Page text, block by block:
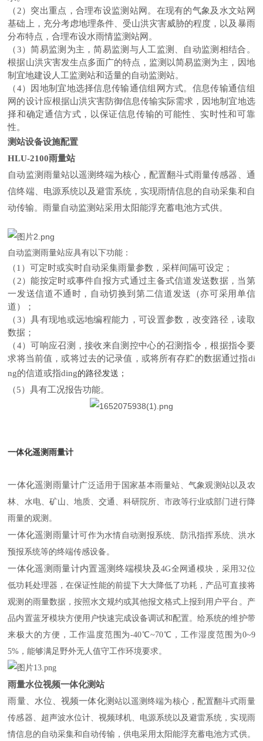
（2）突出重点，合理布设监测站网。在现有的气象及水文站网
基础上，充分考虑地理条件、受山洪灾害威胁的程度，以及暴雨
分布特点，合理布设水雨情监测站网。
（3）简易监测为主，简易监测与人工监测、自动监测相结合。
根据山洪灾害发生点多面广的特点，监测以简易监测为主，因地
制宜地建设人工监测站和适量的自动监测站。
（4）因地制宜地选择信息传输通信组网方式。信息传输通信组
网的设计应根据山洪灾害防御信息传输实际需求，因地制宜地选
择和确定通信方式，以保证信息传输的可能性、实时性和可靠
性。
测站设备设施配置
HLU-2100雨量站
自动监测雨量站以遥测终端为核心，配置翻斗式雨量传感器、通
信终端、电源系统以及避雷系统，实现雨情信息的自动采集和自
动传输。雨量自动监测站采用太阳能浮充蓄电池方式供。
自动监测雨量站应具有以下功能：
（1）可定时或实时自动采集雨量参数，采样间隔可设定；
（2）能按定时或事件自报方式通过主备式信道发送数据，当第
一发送信道不通时，自动切换到第二信道发送（亦可采用单信
道）；
（3）具有现地或远地编程能力，可设置参数，改变路径，读取
数据；
（4）可响应召测，接收来自测控中心的召测指令，根据指令要
求将当前值，或将过去的记录值，或将所有存贮的数据通过指di
ng的信道或指ding的路径发送；
（5）具有工况报告功能。
一体化遥测雨量计
一体化遥测雨量计广泛适用于国家基本雨量站、气象观测站以及农
林、水电、矿山、地质、交通、科研院所、市政等行业或部门进行降
雨量的观测。
一体化遥测雨量计可作为水情自动测报系统、防汛指挥系统、洪水
预报系统等的终端传感设备。
一体化遥测雨量计内置遥测终端模块及4G全网通模块，采用32位
低功耗处理器，在保证性能的前提下大大降低了功耗，产品可直接将
观测的雨量数据，按照水文规约或其他报文格式上报到用户平台。产
品内置蓝牙模块方便用户快速完成设备调试和配置。给系统的维护带
来极大的方便，工作温度范围为-40℃~70℃，工作湿度范围为0~9
5%，能够满足野外无人值守工作环境要求。
雨量水位视频一体化测站
雨量、水位、视频一体化测 站以遥测终端为核心，配置翻斗式雨量
传感器、超声波水位计、视频球机、电源系统以及避雷系统，实现雨
情信息的自动采集和自动传输，供电采用太阳能浮充蓄电池方式供。